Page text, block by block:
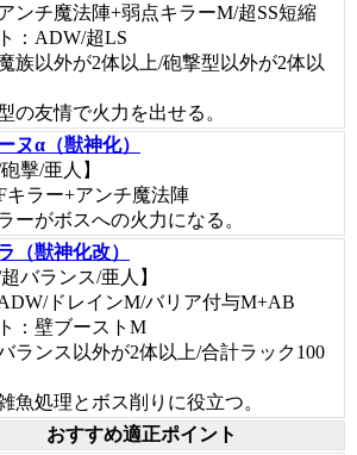
ンチ魔法陣+弱点キラーM/超SS短縮
：ADW/超LS
族以外が2体以上/砲撃型以外が2体以
の友情で火力を出せる。
ヌα（獣神化）
擊/亜人】
キラー+アンチ魔法陣
ーがボスへの火力になる。
（獣神化改）
超バランス/亜人】
ドレインM/バリア付与M+AB
：壁ブーストM
ランス以外が2体以上/合計ラック100
魚処理とボス削りに役立つ。
おすすめ適正ポイント